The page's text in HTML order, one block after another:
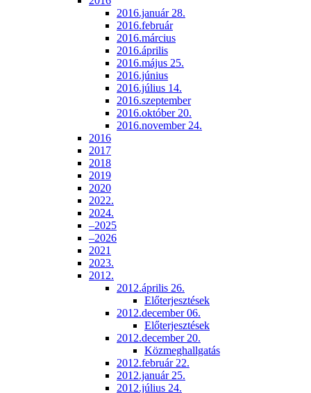
2016.január 28.
2016.február
2016.március
2016.április
2016.május 25.
2016.június
2016.július 14.
2016.szeptember
2016.október 20.
2016.november 24.
2016
2017
2018
2019
2020
2022.
2024.
–2025
–2026
2021
2023.
2012.
2012.április 26.
Előterjesztések
2012.december 06.
Előterjesztések
2012.december 20.
Közmeghallgatás
2012.február 22.
2012.január 25.
2012.július 24.